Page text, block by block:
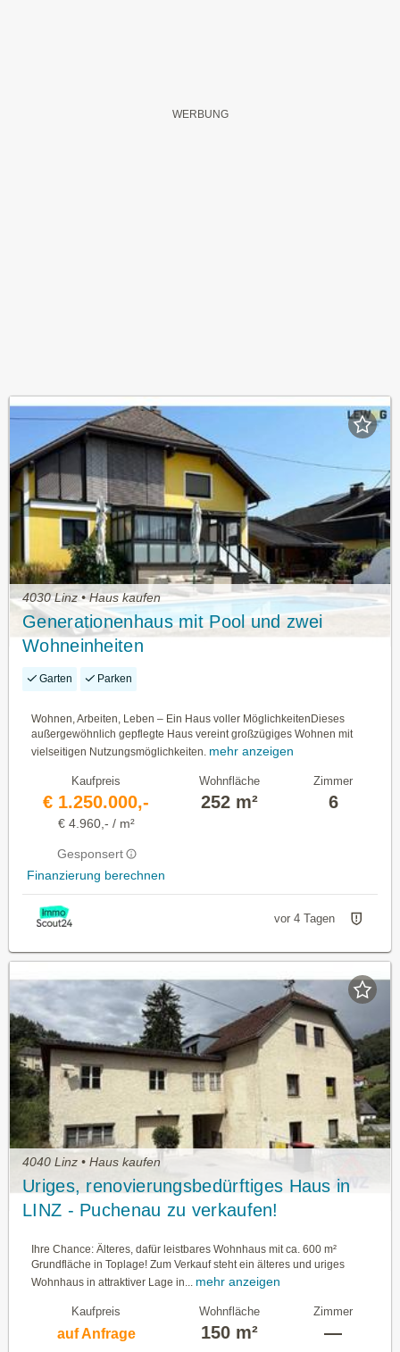
4030 Linz • Haus kaufen
Generationenhaus mit Pool und zwei
Wohneinheiten
Garten Parken
Wohnen, Arbeiten, Leben – Ein Haus voller MöglichkeitenDieses
außergewöhnlich gepflegte Haus vereint großzügiges Wohnen mit
vielseitigen Nutzungsmöglichkeiten. mehr anzeigen
Kaufpreis
€ 1.250.000,-
€ 4.960,- / m²
Gesponsert
Finanzierung berechnen
Wohnfläche
252 m²
Zimmer
6
vor 4 Tagen
4040 Linz • Haus kaufen
Uriges, renovierungsbedürftiges Haus in
LINZ - Puchenau zu verkaufen!
Ihre Chance: Älteres, dafür leistbares Wohnhaus mit ca. 600 m²
Grundfläche in Toplage! Zum Verkauf steht ein älteres und uriges
Wohnhaus in attraktiver Lage in... mehr anzeigen
Kaufpreis
auf Anfrage
Wohnfläche
150 m²
Zimmer
—